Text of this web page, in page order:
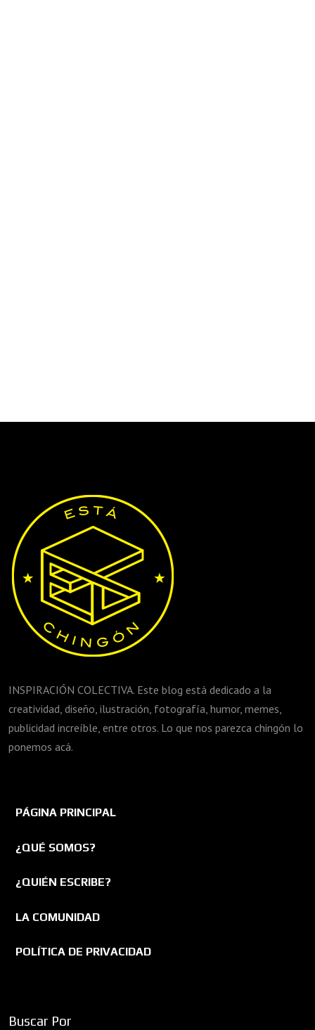
INSPIRACIÓN COLECTIVA. Este blog está dedicado a la
creatividad, diseño, ilustración, fotografía, humor, memes,
publicidad increíble, entre otros. Lo que nos parezca chingón lo
ponemos acá.
PÁGINA PRINCIPAL
¿QUÉ SOMOS?
¿QUIÉN ESCRIBE?
LA COMUNIDAD
POLÍTICA DE PRIVACIDAD
Buscar Por